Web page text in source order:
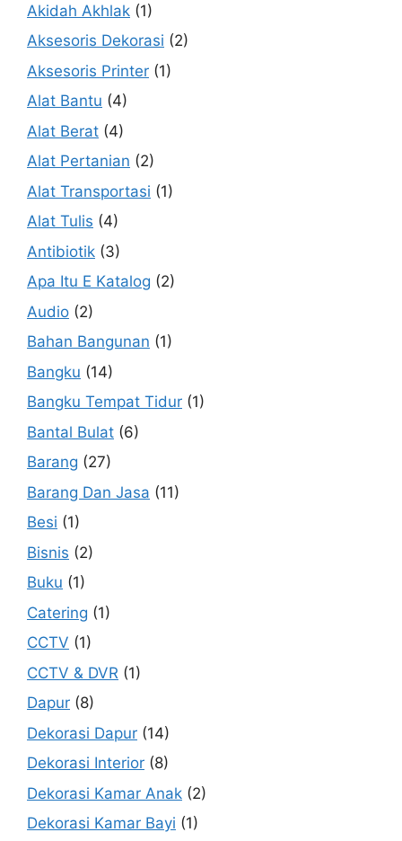
Akidah Akhlak (1)
Aksesoris Dekorasi (2)
Aksesoris Printer (1)
Alat Bantu (4)
Alat Berat (4)
Alat Pertanian (2)
Alat Transportasi (1)
Alat Tulis (4)
Antibiotik (3)
Apa Itu E Katalog (2)
Audio (2)
Bahan Bangunan (1)
Bangku (14)
Bangku Tempat Tidur (1)
Bantal Bulat (6)
Barang (27)
Barang Dan Jasa (11)
Besi (1)
Bisnis (2)
Buku (1)
Catering (1)
CCTV (1)
CCTV & DVR (1)
Dapur (8)
Dekorasi Dapur (14)
Dekorasi Interior (8)
Dekorasi Kamar Anak (2)
Dekorasi Kamar Bayi (1)